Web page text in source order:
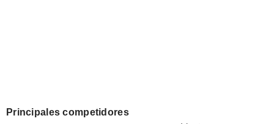
Principales competidores